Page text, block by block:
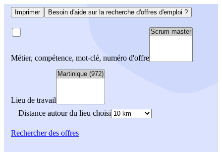
Imprimer Besoin d'aide sur la recherche d'offres d'emploi ?
Métier, compétence, mot-clé, numéro d'offre
Lieu de travail
Distance autour du lieu choisi
Rechercherdes offres